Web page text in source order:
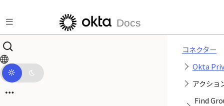
Docs
コネクター
Okta
アクショ
Find